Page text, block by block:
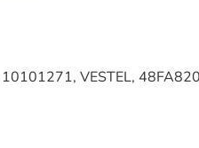
VESTEL,